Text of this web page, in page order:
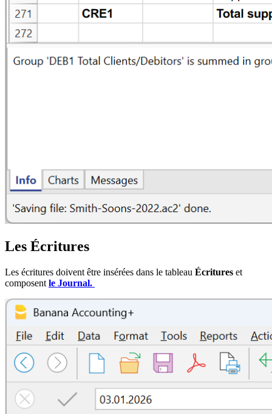
Les Écritures
Les écritures doivent être insérées dans le tableau Écritures et
composent le Journal.